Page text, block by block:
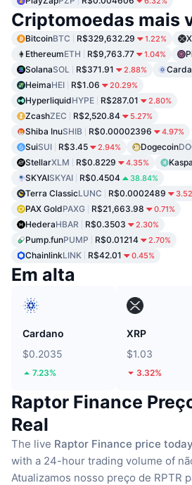
Criptomoedas mais
BitcoinBTC R$329,632.29 1.22%
EthereumETH R$9,763.77 1.04%
SolanaSOL R$371.91 2.88%
HeimaHEI R$1.06 20.29%
HyperliquidHYPE R$287.01 2.80%
ZcashZEC R$2,520.84 5.27%
Shiba InuSHIB R$0.00002396 4.97%
SuiSUI R$3.45 2.94% Dogecoin
StellarXLM R$0.8229 4.35% Kaspa
SKYAISKYAI R$0.4504 38.84%
Terra ClassicLUNC R$0.0002489
PAX GoldPAXG R$21,663.98 0.71%
HederaHBAR R$0.3503 2.30%
Pump.funPUMP R$0.01214 2.70%
ChainlinkLINK R$42.01 0.45%
Em alta
Cardano
$0.2035
7.23%
XRP
$1.03
3.32%
Raptor Finance
Real
The live Raptor Finance price today
with a 24-hour trading volume of
Atualizamos nosso preço de RPTR